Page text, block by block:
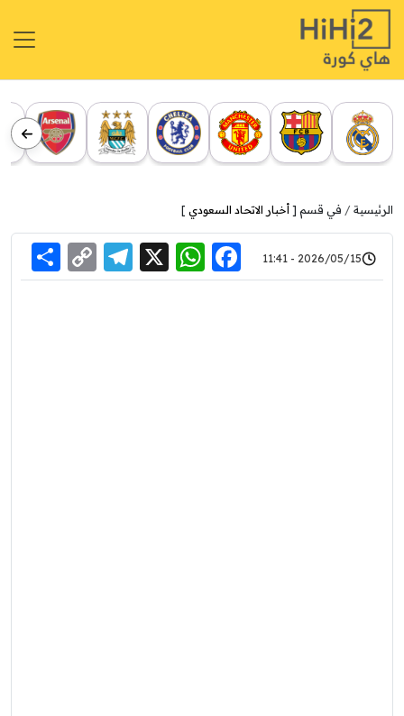
الرئيسية في قسم [ أخبار الاتحاد السعودي ]
2026/05/15 - 11:41
Facebook
WhatsApp
X
Link